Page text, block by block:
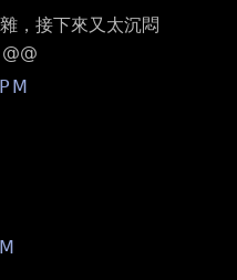
，接下來又太沉悶